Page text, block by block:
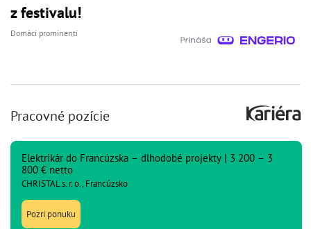
z festivalu!
Domáci prominenti
Pracovné pozície
Elektrikár do Francúzska – dlhodobé projekty | 3 200 – 3
800 € netto
CHRISTAL s. r. o., Francúzsko
Pozri ponuku